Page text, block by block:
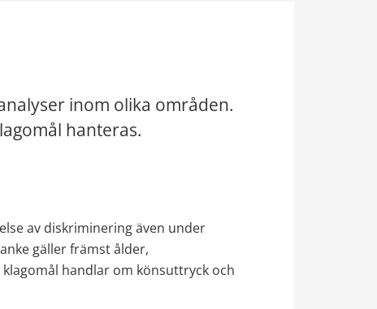
inom olika områden.
hanteras.
av diskriminering även under
gäller främst ålder,
handlar om könsuttryck och